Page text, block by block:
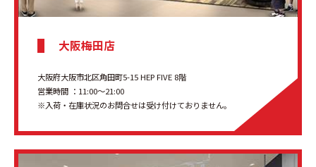
大阪梅田店
大阪府大阪市北区角田町5-15 HEP FIVE 8階
営業時間 ：11:00～21:00
※入荷・在庫状況のお問合せは受け付けておりません。